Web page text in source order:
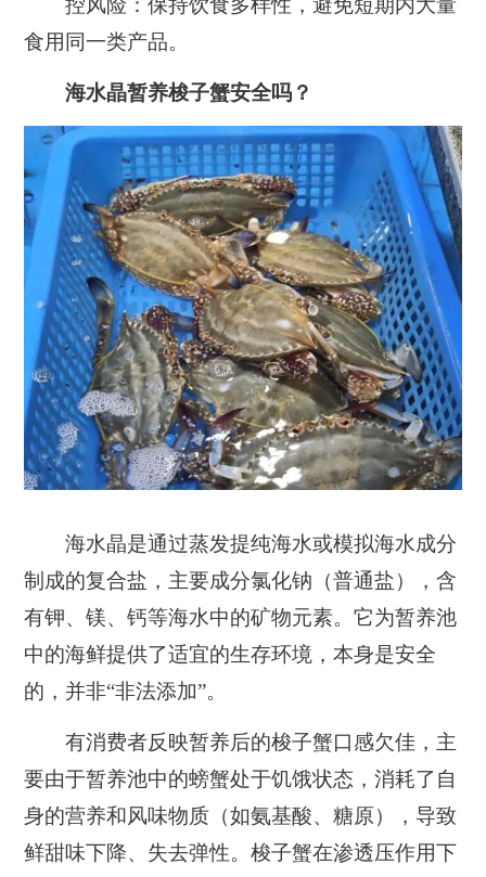
食用同一类产品。
海水晶暂养梭子蟹安全吗？
海水晶是通过蒸发提纯海水或模拟海水成分
制成的复合盐，主要成分氯化钠（普通盐），含
有钾、镁、钙等海水中的矿物元素。它为暂养池
中的海鲜提供了适宜的生存环境，本身是安全
的，并非“非法添加”。
有消费者反映暂养后的梭子蟹口感欠佳，主
要由于暂养池中的螃蟹处于饥饿状态，消耗了自
身的营养和风味物质（如氨基酸、糖原），导致
鲜甜味下降、失去弹性。梭子蟹在渗透压作用下